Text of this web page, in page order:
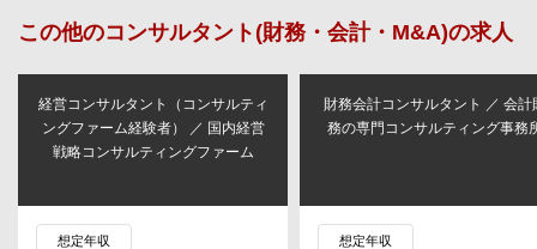
この他のコンサルタント(財務・会計・M&A)の求人
経営コンサルタント（コンサルティ
ングファーム経験者） ／ 国内経営
戦略コンサルティングファーム
想定年収
財務会計コンサルタント ／ 会計
務の専門コンサルティング事務
想定年収